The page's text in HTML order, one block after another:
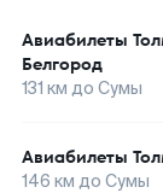
Авиабилеты
Белгород
131 км до Сумы
Авиабилеты
146 км до Сумы